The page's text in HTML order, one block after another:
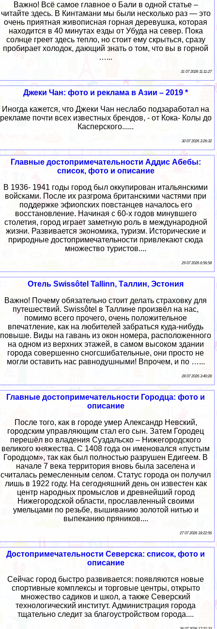
Важно! Всё самое главное о Бали в одной статье –
читайте здесь. В Кинтамани мы были несколько раз — это
очень приятная живописная горная деревушка, которая
находится в 40 минутах езды от Убуда на север. Пока
солнце греет здесь тепло, но стоит ему скрыться, сразу
пробирает холодок, дающий знать о том, что вы в горной
…...
31 07 2026 11:11:27
Джеки Чан: фото и реклама в Азии – 2019 *
Иногда кажется, что Джеки Чан неслабо подзаработал на
рекламе почти всех известных брендов, - от Кока- Колы до
Касперского......
30 07 2026 3:26:32
Главные достопримечательности Аддис Абебы:
список, фото и описание
В 1936- 1941 годы город был оккупирован итальянскими
войсками. После их разгрома британскими частями при
поддержке эфиопских повстанцев началось его
восстановление. Начиная с 60-х годов минувшего
столетия, город играет заметную роль в международной
жизни. Развивается экономика, туризм. Исторические и
природные достопримечательности привлекают сюда
множество туристов....
29 07 2026 6:56:58
Отель Swissôtel Tallinn, Таллин, Эстония
Важно! Почему обязательно стоит делать страховку для
путешествий. Swissôtel в Таллине произвёл на нас,
помимо всего прочего, очень положительное
впечатление, как на любителей забраться куда-нибудь
повыше. Виды на гавань из окон номера, расположенного
на одном из верхних этажей, в самом высоком здании
города совершенно сногсшибательные, они просто не
могли оставить нас равнодушными! Впрочем, и по …...
28 07 2026 3:40:28
Главные достопримечательности Городца: фото и
описание
После того, как в городе умер Александр Невский,
городским управляющим стал его сын. Затем Городец
перешёл во владения Суздальско – Нижегородского
великого княжества. С 1408 года он именовался «пустым
Городцом», так как был полностью разрушен Едигеем. В
начале 7 века территория вновь была заселена и
считалась ремесленным селом. Статус города он получил
лишь в 1922 году. На сегодняшний день он известен как
центр народных промыслов и древнейший город
Нижегородской области, прославленный своими
умельцами по резьбе, вышиванию золотой нитью и
выпеканию пряников....
27 07 2026 18:22:56
Достопримечательности Северска: список, фото и
описание
Сейчас город быстро развивается: появляются новые
спортивные комплексы и торговые центры, открыто
множество садиков и школ, а также Северский
технологический институт. Администрация города
тщательно следит за благоустройством города....